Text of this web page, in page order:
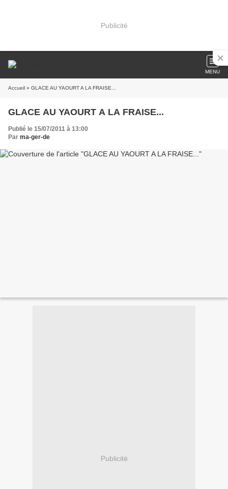
Publicité
MENU
Accueil » GLACE AU YAOURT A LA FRAISE...
GLACE AU YAOURT A LA FRAISE...
Publié le 15/07/2011 à 13:00
Par ma-ger-de
Publicité